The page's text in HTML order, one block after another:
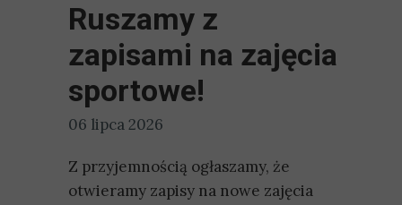
Ruszamy z
zapisami na zajęcia
sportowe!
06 lipca 2026
Z przyjemnością ogłaszamy, że
otwieramy zapisy na nowe zajęcia